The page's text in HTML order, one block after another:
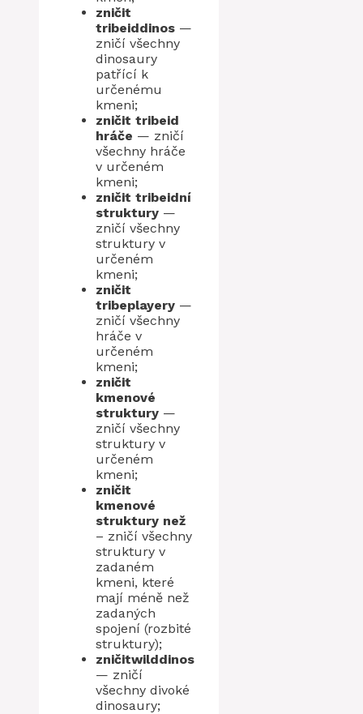
zničit
tribeiddinos —
zničí všechny
dinosaury
patřící k
určenému
kmeni;
zničit tribeid
hráče — zničí
všechny hráče
v určeném
kmeni;
zničit tribeidní
struktury —
zničí všechny
struktury v
určeném
kmeni;
zničit
tribeplayery —
zničí všechny
hráče v
určeném
kmeni;
zničit
kmenové
struktury —
zničí všechny
struktury v
určeném
kmeni;
zničit
kmenové
struktury než
– zničí všechny
struktury v
zadaném
kmeni, které
mají méně než
zadaných
spojení (rozbité
struktury);
zničitwilddinos
— zničí
všechny divoké
dinosaury;